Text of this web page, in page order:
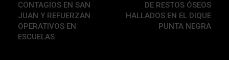
CONTAGIOS EN SAN
JUAN Y REFUERZAN
OPERATIVOS EN
ESCUELAS
DE RESTOS ÓSEOS
HALLADOS EN EL DIQUE
PUNTA NEGRA